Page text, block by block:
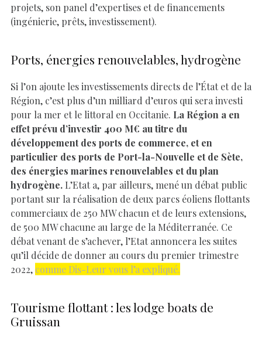
projets, son panel d’expertises et de financements
(ingénierie, prêts, investissement).
Ports, énergies renouvelables, hydrogène
Si l’on ajoute les investissements directs de l’État et de la
Région, c’est plus d’un milliard d’euros qui sera investi
pour la mer et le littoral en Occitanie. La Région a en
effet prévu d’investir 400 M€ au titre du
développement des ports de commerce, et en
particulier des ports de Port-la-Nouvelle et de Sète,
des énergies marines renouvelables et du plan
hydrogène. L’Etat a, par ailleurs, mené un débat public
portant sur la réalisation de deux parcs éoliens flottants
commerciaux de 250 MW chacun et de leurs extensions,
de 500 MW chacune au large de la Méditerranée. Ce
débat venant de s’achever, l’Etat annoncera les suites
qu’il décide de donner au cours du premier trimestre
2022, comme Dis-Leur vous l’a expliqué.
Tourisme flottant : les lodge boats de
Gruissan